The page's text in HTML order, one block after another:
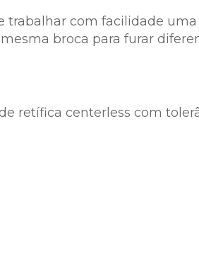
trabalhar com facilidade
broca para furar
retífica centerless com